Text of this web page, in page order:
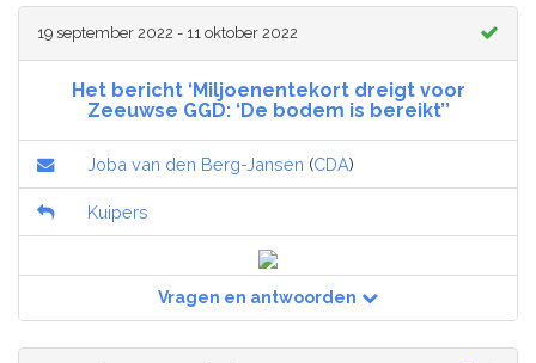
19 september 2022 - 11 oktober 2022
Het bericht ‘Miljoenentekort dreigt voor
Zeeuwse GGD: ‘De bodem is bereikt’’
Joba van den Berg-Jansen (CDA)
Kuipers
Vragen en antwoorden